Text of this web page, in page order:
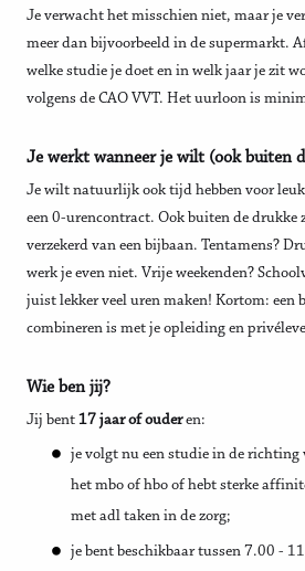
Je verwacht het misschien niet, maar je
meer dan bijvoorbeeld in de supermarkt.
welke studie je doet en in welk jaar je zit
volgens de CAO VVT. Het uurloon is
Je werkt wanneer je wilt (ook buiten
Je wilt natuurlijk ook tijd hebben voor
een 0-urencontract. Ook buiten de drukke
verzekerd van een bijbaan. Tentamens?
werk je even niet. Vrije weekenden?
juist lekker veel uren maken! Kortom: een
combineren is met je opleiding en
Wie ben jij?
Jij bent 17 jaar of ouderen:
je volgt nu een studie in de richting
het mbo of hbo of hebt sterke
met adl taken in de zorg;
je bent beschikbaar tussen 7.00 -